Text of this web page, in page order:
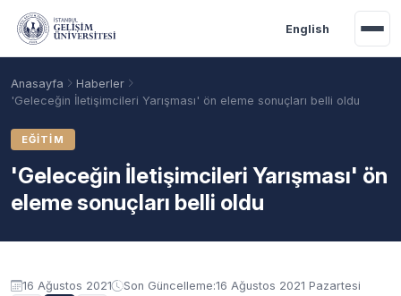
Ana içeriğe geç
English
Anasayfa
Haberler
'Geleceğin İletişimcileri Yarışması' ön eleme sonuçları belli oldu
EĞITIM
'Geleceğin İletişimcileri Yarışması' ön
eleme sonuçları belli oldu
16 Ağustos 2021 Son Güncelleme:16 Ağustos 2021 Pazartesi